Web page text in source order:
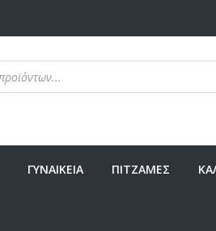
ΓΥΝΑΙΚΕΙΑ ΠΙΤΖΑΜΕΣ